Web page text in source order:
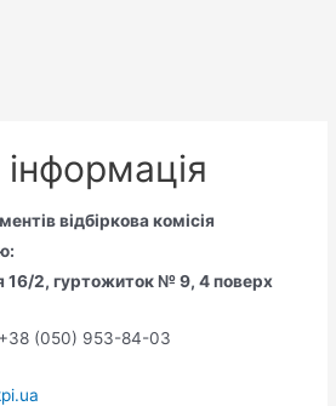
відбіркова комісія
16/2, гуртожиток № 9, 4 поверх
+38 (050) 953-84-03